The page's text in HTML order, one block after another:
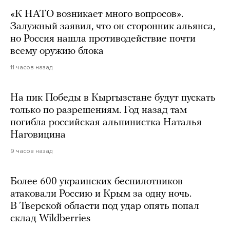
«К НАТО возникает много вопросов».
Залужный заявил, что он сторонник альянса,
но Россия нашла противодействие почти
всему оружию блока
11 часов назад
На пик Победы в Кыргызстане будут пускать
только по разрешениям. Год назад там
погибла российская альпинистка Наталья
Наговицина
9 часов назад
Более 600 украинских беспилотников
атаковали Россию и Крым за одну ночь.
В Тверской области под удар опять попал
склад Wildberries